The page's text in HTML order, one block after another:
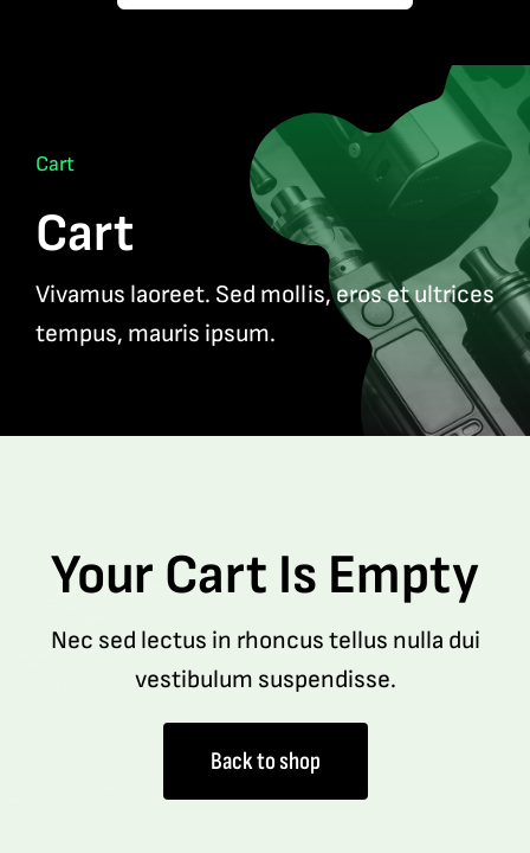
Cart
Cart
Vivamus laoreet. Sed mollis, eros et ultrices
tempus, mauris ipsum.
Your Cart Is Empty
Nec sed lectus in rhoncus tellus nulla dui
vestibulum suspendisse.
Back to shop